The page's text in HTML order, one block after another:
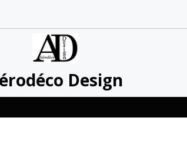
Design